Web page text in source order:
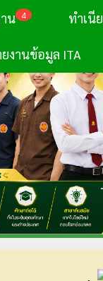
4
น ทำเนี
ยงานข้อมูล ITA